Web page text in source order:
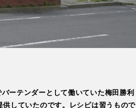
ーテンダーとして働いていた梅田勝利
していたのです。レシピは習うもので